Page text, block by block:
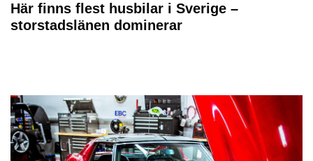
Här finns flest husbilar i Sverige –
storstadslänen dominerar